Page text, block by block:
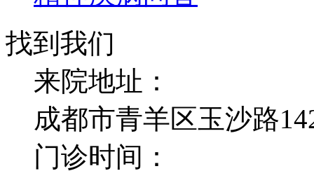
找到我们
来院地址：
成都市青羊区玉沙路
门诊时间：